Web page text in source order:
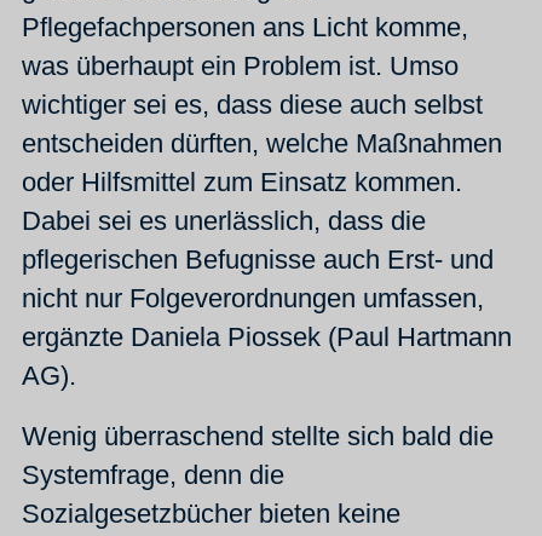
Pflegefachpersonen ans Licht komme,
was überhaupt ein Problem ist. Umso
wichtiger sei es, dass diese auch selbst
entscheiden dürften, welche Maßnahmen
oder Hilfsmittel zum Einsatz kommen.
Dabei sei es unerlässlich, dass die
pflegerischen Befugnisse auch Erst- und
nicht nur Folgeverordnungen umfassen,
ergänzte Daniela Piossek (Paul Hartmann
AG).
Wenig überraschend stellte sich bald die
Systemfrage, denn die
Sozialgesetzbücher bieten keine